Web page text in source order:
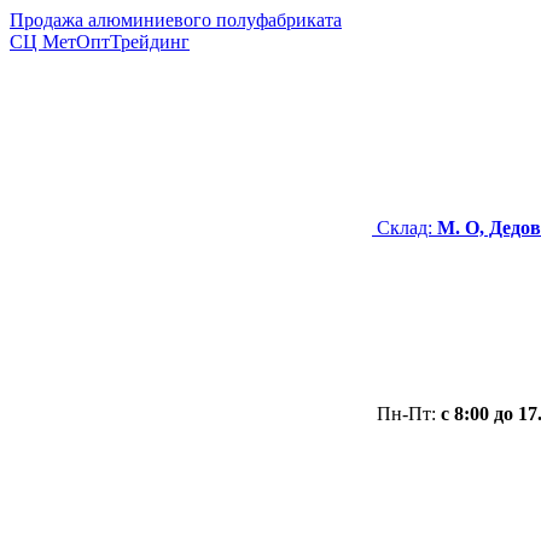
Продажа алюминиевого полуфабриката
СЦ МетОптТрейдинг
Склад: М. О,
Пн-Пт: с 8:00 до